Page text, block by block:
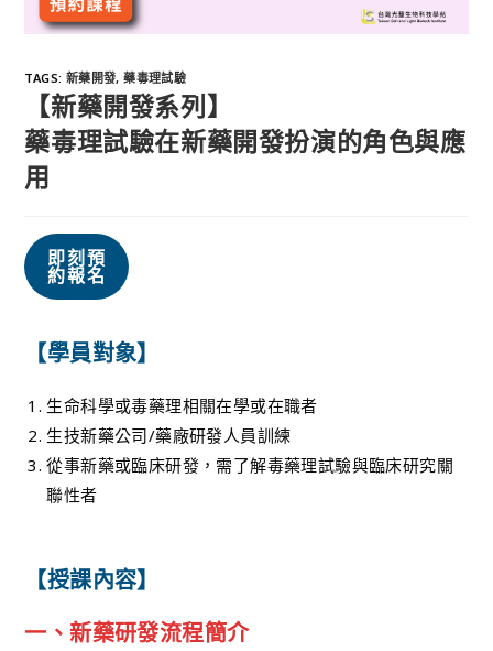
TAGS: 新藥開發, 藥毒理試驗
【新藥開發系列】
藥毒理試驗在新藥開發扮演的角色與應
用
即刻預
約報名
【學員對象】
生命科學或毒藥理相關在學或在職者
生技新藥公司/藥廠研發人員訓練
從事新藥或臨床研發，需了解毒藥理試驗與臨床研究關
聯性者
【授課內容】
一、新藥研發流程簡介